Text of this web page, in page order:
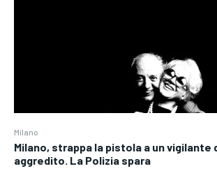
Milano
Milano, strappa la pistola a un vigilante
aggredito. La Polizia spara